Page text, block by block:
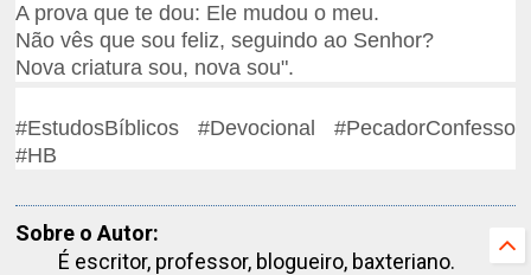
A prova que te dou: Ele mudou o meu.
Não vês que sou feliz, seguindo ao Senhor?
Nova criatura sou, nova sou".
#EstudosBíblicos #Devocional #PecadorConfesso
#HB
Sobre o Autor:
É escritor, professor, blogueiro, baxteriano.